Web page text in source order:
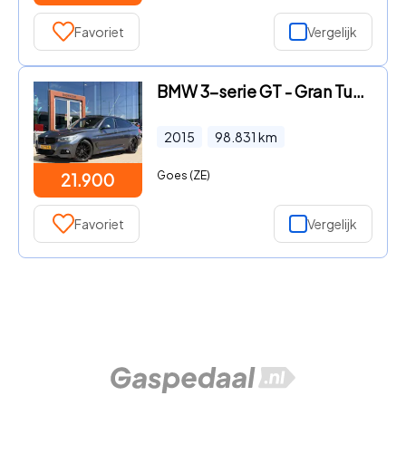
Favoriet Vergelijk
21.900
BMW 3-serie GT - Gran Turismo 320i M-Sport | Pano | Leder | El. Kofferbak | 1
2015 98.831 km
Goes (ZE)
Favoriet Vergelijk